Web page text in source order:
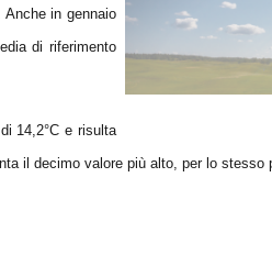
in gennaio
di riferimento
14,2°C e risulta
il decimo valore più alto, per lo stesso